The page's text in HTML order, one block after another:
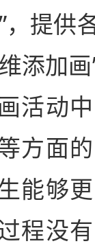
，提供
添加
活动
方面
能够
程没